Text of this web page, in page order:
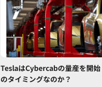
TeslaはCybercabの量産を開始
のタイミングなのか？